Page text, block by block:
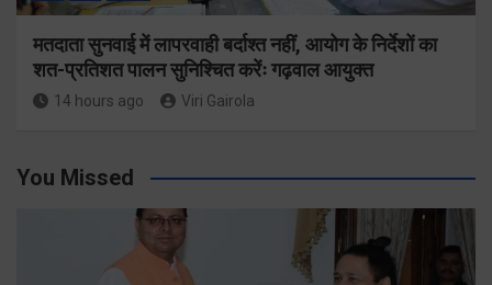
मतदाता सुनवाई में लापरवाही बर्दाश्त नहीं, आयोग के निर्देशों का
शत-प्रतिशत पालन सुनिश्चित करेंः गढ़वाल आयुक्त
14 hours ago Viri Gairola
You Missed